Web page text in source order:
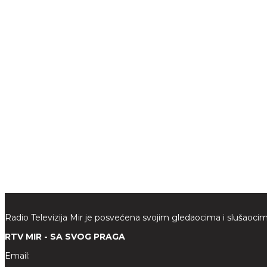
Radio Televizija Mir je posvećena svojim gledaocima i
RTV MIR - SA SVOG PRAGA
Email: